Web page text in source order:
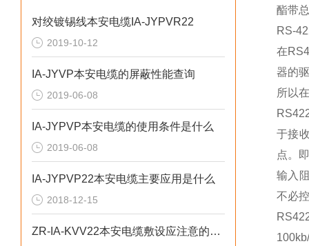
对绞镀锡线本安电缆IA-JYPVR22
2019-10-12
IA-JYVP本安电缆的屏蔽性能查询
2019-06-08
IA-JYPVP本安电缆的使用条件是什么
2019-06-08
IA-JYPVP22本安电缆主要应用是什么
2018-12-15
ZR-IA-KVV22本安电缆敷设应注意的问题
酯带
RS-
在
器的
所以
于接
点。
输入
不必